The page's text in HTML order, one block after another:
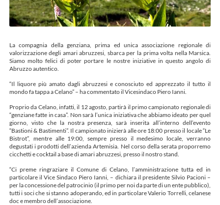
La compagnia della genziana, prima ed unica associazione regionale di
valorizzazione degli amari abruzzesi, sbarca per la prima volta nella Marsica.
Siamo molto felici di poter portare le nostre iniziative in questo angolo di
Abruzzo autentico.
“Il liquore più amato dagli abruzzesi e conosciuto ed apprezzato il tutto il
mondo fa tappa a Celano” – ha commentato il Vicesindaco Piero Ianni.
Proprio da Celano, infatti, il 12 agosto, partirà il primo campionato regionale di
“genziane fatte in casa”. Non sarà l’unica iniziativa che abbiamo ideato per quel
giorno, visto che la nostra presenza, sarà inserita all’interno dell’evento
“Bastioni & Bastimenti”. Il campionato inizierà alle ore 18:00 presso il locale “Le
Bistrot”, mentre alle 19:00, sempre presso il medesimo locale, verranno
degustati i prodotti dell’azienda Artemisia. Nel corso della serata proporremo
cicchetti e cocktail a base di amari abruzzesi, presso il nostro stand.
“Ci preme ringraziare il Comune di Celano, l’amministrazione tutta ed in
particolare il Vice Sindaco Piero Ianni, – dichiara il presidente Silvio Pacioni –
per la concessione del patrocinio (il primo per noi da parte di un ente pubblico),
tutti i soci che si stanno adoperando, ed in particolare Valerio Torrelli, celanese
doc e membro dell’associazione.